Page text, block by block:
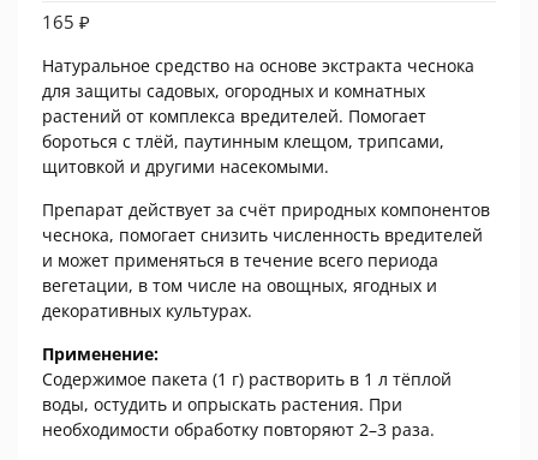
165 ₽
Натуральное средство на основе экстракта чеснока
для защиты садовых, огородных и комнатных
растений от комплекса вредителей. Помогает
бороться с тлёй, паутинным клещом, трипсами,
щитовкой и другими насекомыми.
Препарат действует за счёт природных компонентов
чеснока, помогает снизить численность вредителей
и может применяться в течение всего периода
вегетации, в том числе на овощных, ягодных и
декоративных культурах.
Применение:
Содержимое пакета (1 г) растворить в 1 л тёплой
воды, остудить и опрыскать растения. При
необходимости обработку повторяют 2–3 раза.